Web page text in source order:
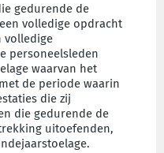
gedurende de
volledige opdracht
volledige
personeelsleden
waarvan het
de periode waarin
die zij
die gedurende de
uitoefenden,